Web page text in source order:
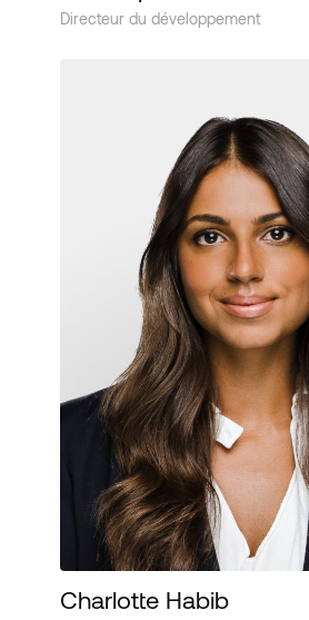
Directeur du développement
Charlotte Habib